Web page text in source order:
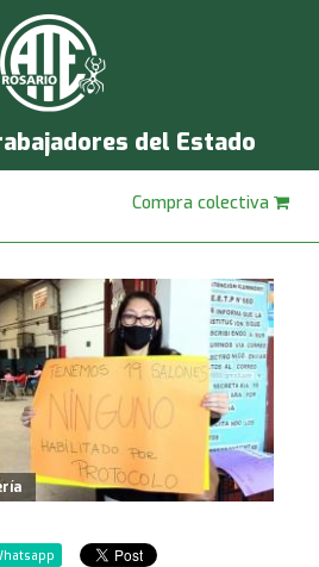
del Estado
Compra colectiva